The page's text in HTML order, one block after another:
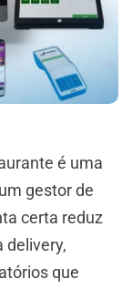
é uma
gestor de
certa reduz
delivery,
que